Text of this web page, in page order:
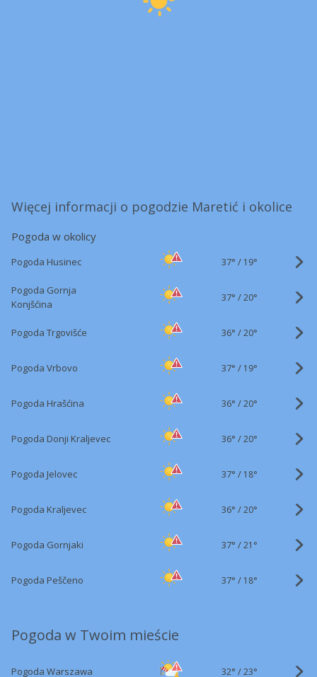
Więcej informacji o pogodzie Maretić i okolice
Pogoda w okolicy
Pogoda Husinec 37° / 19°
Pogoda Gornja
Konjšćina
37° /20°
Pogoda Trgovišće 36° /20°
Pogoda Vrbovo 37° / 19°
Pogoda Hrašćina 36° /20°
Pogoda Donji Kraljevec 36° /20°
Pogoda Jelovec 37° / 18°
Pogoda Kraljevec 36° /20°
Pogoda Gornjaki 37° /21°
Pogoda Peščeno 37° / 18°
Pogoda w Twoim mieście
Pogoda Warszawa 32° /23°